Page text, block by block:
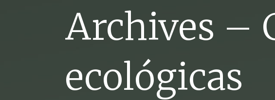
Archives –
ecológicas